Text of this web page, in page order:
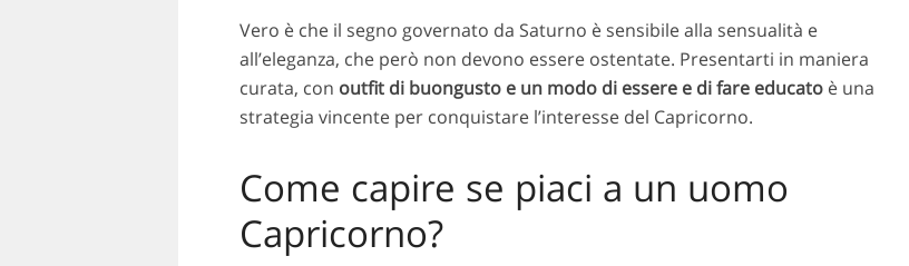
Vero è che il segno governato da Saturno è sensibile alla sensualità e
all’eleganza, che però non devono essere ostentate. Presentarti in maniera
curata, con outfit di buongusto e un modo di essere e di fare educatoè una
strategia vincente per conquistare l’interesse del Capricorno.
Come capire se piaci a un uomo
Capricorno?